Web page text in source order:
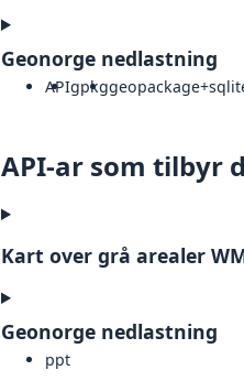
Geonorge nedlastning
APIgpkg
API-ar som tilbyr
Kart over grå arealer
Geonorge nedlastning
ppt